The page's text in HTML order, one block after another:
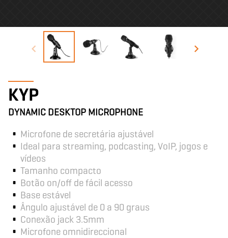
KYP
DYNAMIC DESKTOP MICROPHONE
Microfone de secretária ajustável
Ideal para streaming, podcasting, VoIP, jogos e
vídeos
Tamanho compacto
Botão on/off de fácil acesso
Base estável
Ângulo ajustável de 0 a 90 graus
Conexão jack 3.5mm
Microfone omnidireccional